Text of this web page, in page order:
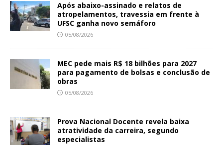
Após abaixo-assinado e relatos de
atropelamentos, travessia em frente à
UFSC ganha novo semáforo
05/08/2026
MEC pede mais R$ 18 bilhões para 2027
para pagamento de bolsas e conclusão de
obras
05/08/2026
Prova Nacional Docente revela baixa
atratividade da carreira, segundo
especialistas